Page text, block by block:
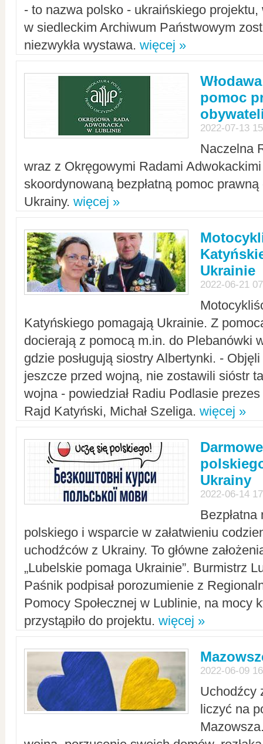
- to nazwa polsko - ukraińskiego
w siedleckim Archiwum Państwowym
niezwykła wystawa. więcej »
pomoc
2022-07-13
Naczelna
wraz z Okręgowymi Radami Adwokackimi
skoordynowaną bezpłatną pomoc
Ukrainy. więcej »
Ukrainie
2022-06-21
Katyńskiego pomagają Ukrainie. Z
docierają z pomocą m.in. do Plebanówki
gdzie posługują siostry Albertynki. -
jeszcze przed wojną, nie zostawili sióstr
wojna - powiedział Radiu Podlasie
Rajd Katyński, Michał Szeliga. więcej »
Ukrainy
2022-06-14
polskiego i wsparcie w załatwieniu
uchodźców z Ukrainy. To główne
„Lubelskie pomaga Ukrainie”. Burmistrz
Paśnik podpisał porozumienie z
Pomocy Społecznej w Lublinie, na mocy
przystąpiło do projektu. więcej »
2022-06-09
Uchodźcy
liczyć na